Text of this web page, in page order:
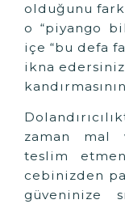
olduğunu
o “piyango
içe “bu defa
ikna
zaman mal
teslim
cebinizden
güveninize